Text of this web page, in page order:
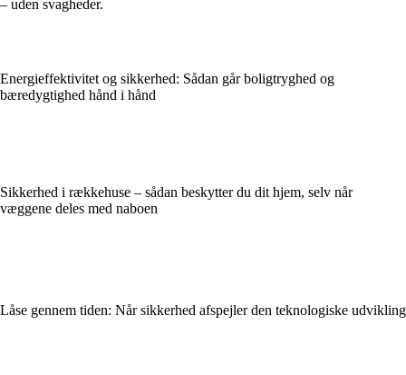
– uden svagheder.
Energieffektivitet og sikkerhed: Sådan går boligtryghed og
bæredygtighed hånd i hånd
Sikkerhed i rækkehuse – sådan beskytter du dit hjem, selv når
væggene deles med naboen
Låse gennem tiden: Når sikkerhed afspejler den teknologiske udvikling